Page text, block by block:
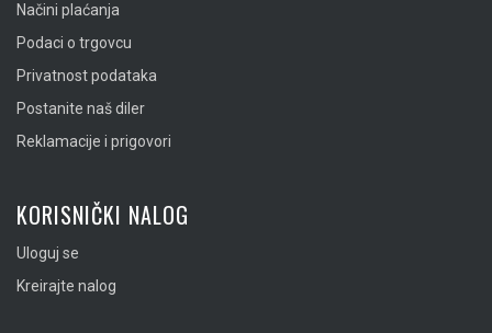
Načini plaćanja
Podaci o trgovcu
Privatnost podataka
Postanite naš diler
Reklamacije i prigovori
KORISNIČKI NALOG
Uloguj se
Kreirajte nalog